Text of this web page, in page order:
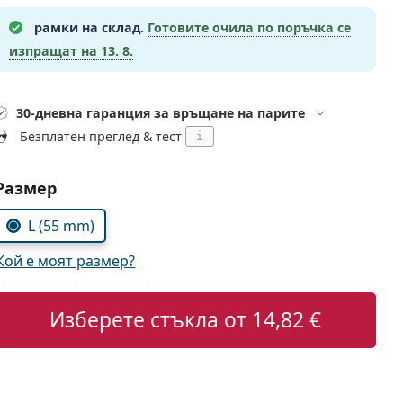
рамки на склад. Готовите очила по поръчка се
изпращат на 13. 8.
30-дневна гаранция за връщане на парите
Безплатен преглед & тест
i
параметри
L (55 mm)
е моят размер?
Изберете стъкла от 14,82 €